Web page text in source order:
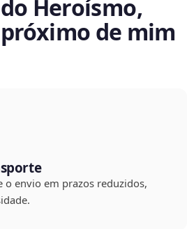
Heroísmo,
próximo de mim
o envio em prazos reduzidos,